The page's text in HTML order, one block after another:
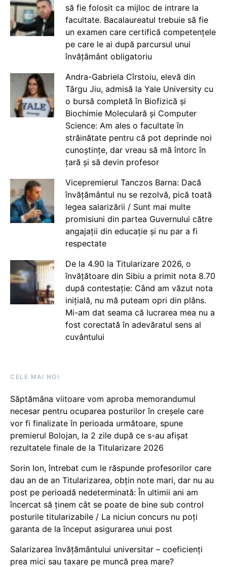
să fie folosit ca mijloc de intrare la
facultate. Bacalaureatul trebuie să fie
un examen care certifică competențele
pe care le ai după parcursul unui
învățământ obligatoriu
Andra-Gabriela Cîrstoiu, elevă din
Târgu Jiu, admisă la Yale University cu
o bursă completă în Biofizică și
Biochimie Moleculară și Computer
Science: Am ales o facultate în
străinătate pentru că pot deprinde noi
cunoștințe, dar vreau să mă întorc în
țară și să devin profesor
Vicepremierul Tanczos Barna: Dacă
învățământul nu se rezolvă, pică toată
legea salarizării / Sunt mai multe
promisiuni din partea Guvernului către
angajații din educație și nu par a fi
respectate
De la 4.90 la Titularizare 2026, o
învățătoare din Sibiu a primit nota 8.70
după contestație: Când am văzut nota
inițială, nu mă puteam opri din plâns.
Mi-am dat seama că lucrarea mea nu a
fost corectată în adevăratul sens al
cuvântului
CELE MAI NOI
Săptămâna viitoare vom aproba memorandumul
necesar pentru ocuparea posturilor în creșele care
vor fi finalizate în perioada următoare, spune
premierul Bolojan, la 2 zile după ce s-au afișat
rezultatele finale de la Titularizare 2026
Sorin Ion, întrebat cum le răspunde profesorilor care
dau an de an Titularizarea, obțin note mari, dar nu au
post pe perioadă nedeterminată: În ultimii ani am
încercat să ținem cât se poate de bine sub control
posturile titularizabile / La niciun concurs nu poți
garanta de la început asigurarea unui post
Salarizarea învățământului universitar – coeficienți
prea mici sau taxare pe muncă prea mare?